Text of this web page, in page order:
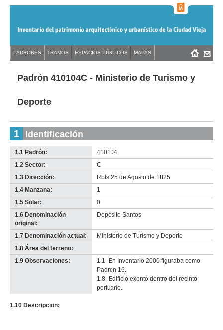
navigation
Back
topPadrón 410104C - Ministerio de Turismo y
Deporte
1 Identificación
1.1 Padrón:
410104
1.2 Sector:
C
1.3 Dirección:
Rbla 25 de Agosto de 1825
1.4 Manzana:
1
1.5 Solar:
0
1.6 Denominación
original:
Depósito Santos
1.7 Denominación actual:
Ministerio de Turismo y Deporte
1.8 Área del terreno:
no
info-
1.9 Observaciones:
1.1- En Inventario 2000 figuraba como
Padrón 16.
1.8- Edificio exento dentro del recinto
portuario.
1.10 Descripcion:
Back
to Menú
PADRONES TRAMOS ESPACIOS PÚBLICOS MAPAS